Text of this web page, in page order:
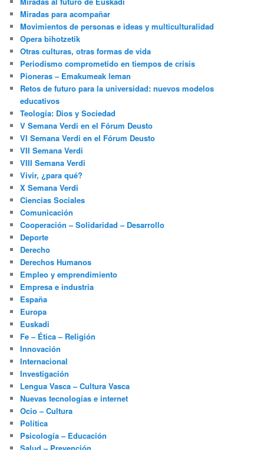
Miradas para acompañar
Movimientos de personas e ideas y multiculturalidad
Opera bihotzetik
Otras culturas, otras formas de vida
Periodismo comprometido en tiempos de crisis
Pioneras – Emakumeak leman
Retos de futuro para la universidad: nuevos modelos
educativos
Teología: Dios y Sociedad
V Semana Verdi en el Fórum Deusto
VI Semana Verdi en el Fórum Deusto
VII Semana Verdi
VIII Semana Verdi
Vivir, ¿para qué?
X Semana Verdi
Ciencias Sociales
Comunicación
Cooperación – Solidaridad – Desarrollo
Deporte
Derecho
Derechos Humanos
Empleo y emprendimiento
Empresa e industria
España
Europa
Euskadi
Fe – Ética – Religión
Innovación
Internacional
Investigación
Lengua Vasca – Cultura Vasca
Nuevas tecnologías e internet
Ocio – Cultura
Política
Psicología – Educación